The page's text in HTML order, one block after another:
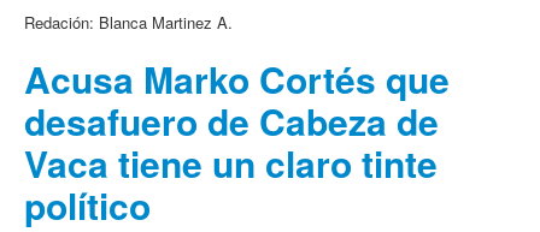
Redación: Blanca Martinez A.
Acusa Marko Cortés que
desafuero de Cabeza de
Vaca tiene un claro tinte
político